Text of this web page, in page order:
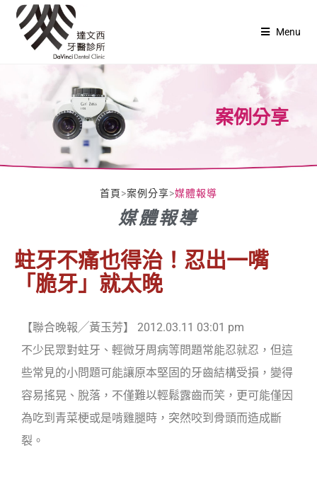
Menu
案例分享
媒體報導
首頁>案例分享>媒體報導
蛀牙不痛也得治！忍出一嘴
「脆牙」就太晚
【聯合晚報╱黃玉芳】 2012.03.11 03:01 pm
不少民眾對蛀牙、輕微牙周病等問題常能忍就忍，但這
些常見的小問題可能讓原本堅固的牙齒結構受損，變得
容易搖晃、脫落，不僅難以輕鬆露齒而笑，更可能僅因
為吃到青菜梗或是啃雞腿時，突然咬到骨頭而造成斷
裂。